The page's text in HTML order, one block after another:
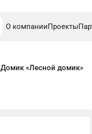
О компанииПроекты
Домик «Лесной домик»